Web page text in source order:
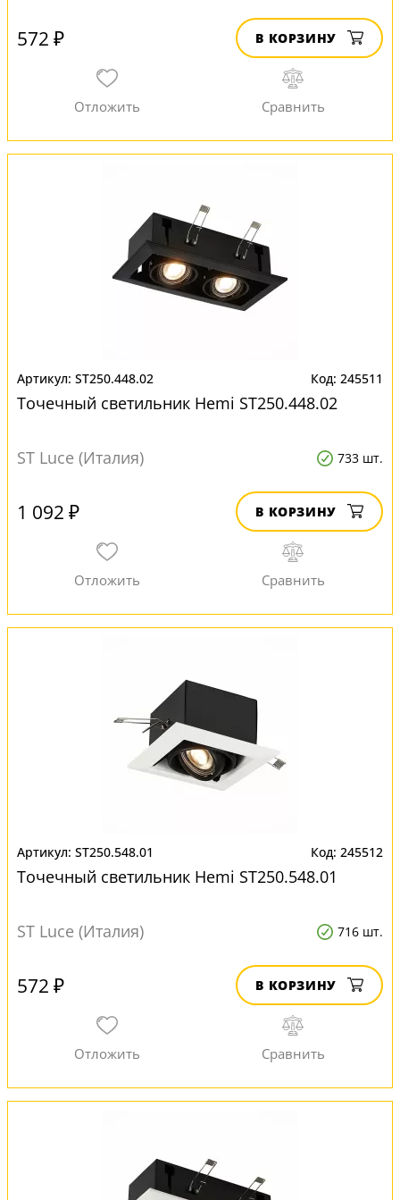
572 ₽ В КОРЗИНУ
ST250.448.02 245511
Точечный светильник Hemi ST250.448.02
ST Luce (Италия) 733 шт.
1 092 ₽ В КОРЗИНУ
ST250.548.01 245512
Точечный светильник Hemi ST250.548.01
ST Luce (Италия) 716 шт.
572 ₽ В КОРЗИНУ